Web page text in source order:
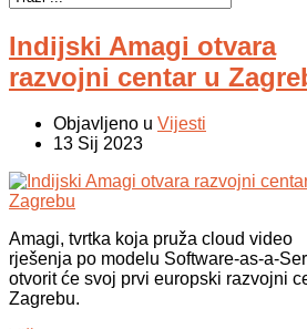
Indijski Amagi otvara
razvojni centar u
Objavljeno u Vijesti
13 Sij 2023
Amagi, tvrtka koja pruža cloud video
rješenja po modelu Software-as-a-
otvorit će svoj prvi europski razvojni
Zagrebu.